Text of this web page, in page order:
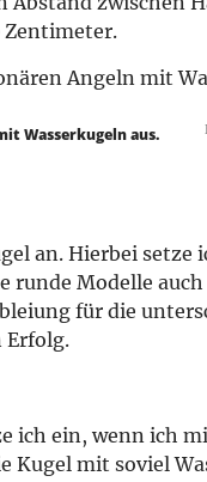
Zentimeter.
Wasserkugeln aus.
an. Hierbei setze
runde Modelle
für die
Erfolg.
ich ein, wenn ich
mit soviel